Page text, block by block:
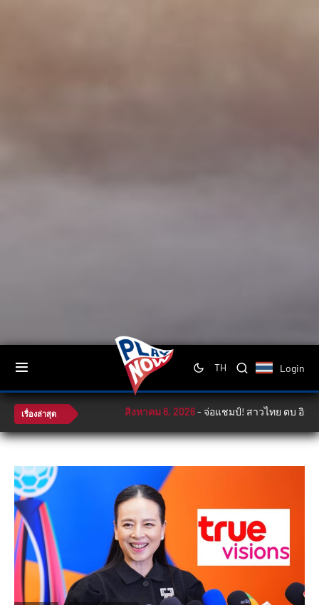
TH Login
เรื่องล่าสุด สิงหาคม 8, 2026-จ่อแชมป์! สาวไทย ตบ อินโดฯ 3-